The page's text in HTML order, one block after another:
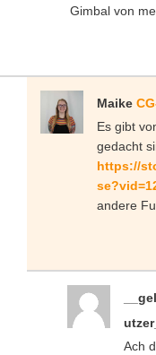
Gimbal von
Maike
Es gibt
gedacht
https://
andere
Ach